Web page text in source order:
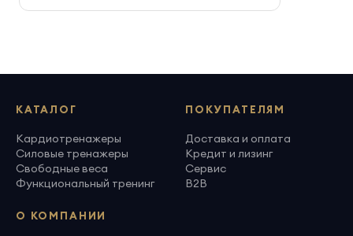
КАТАЛОГ
Кардиотренажеры
Силовые тренажеры
Свободные веса
Функциональный тренинг
ПОКУПАТЕЛЯМ
Доставка и оплата
Кредит и лизинг
Сервис
B2B
О КОМПАНИИ